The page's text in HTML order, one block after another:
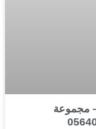
مجموعة